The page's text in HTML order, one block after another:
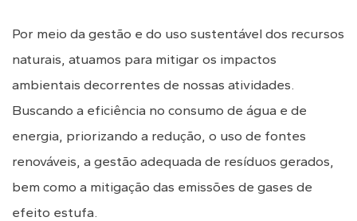
Por meio da gestão e do uso sustentável dos recursos
naturais, atuamos para mitigar os impactos
ambientais decorrentes de nossas atividades.
Buscando a eficiência no consumo de água e de
energia, priorizando a redução, o uso de fontes
renováveis, a gestão adequada de resíduos gerados,
bem como a mitigação das emissões de gases de
efeito estufa.